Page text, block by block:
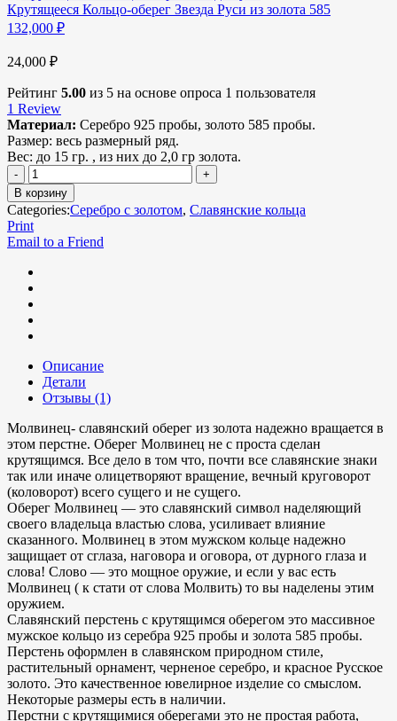
Крутящееся Кольцо-оберег Звезда Руси из золота 585
132,000 ₽
24,000 ₽
Рейтинг 5.00 из 5 на основе опроса 1 пользователя
1 Review
Материал: Серебро 925 пробы, золото 585 пробы.
Размер: весь размерный ряд.
Вес: до 15 гр. , из них до 2,0 гр золота.
В корзину
Categories:Серебро с золотом, Славянские кольца
Print
Email to a Friend
Описание
Детали
Отзывы (1)
Молвинец- славянский оберег из золота надежно вращается в
этом перстне. Оберег Молвинец не с проста сделан
крутящимся. Все дело в том что, почти все славянские знаки
так или иначе олицетворяют вращение, вечный круговорот
(коловорот) всего сущего и не сущего.
Оберег Молвинец — это славянский символ наделяющий
своего владельца властью слова, усиливает влияние
сказанного. Молвинец в этом мужском кольце надежно
защищает от сглаза, наговора и оговора, от дурного глаза и
слова! Слово — это мощное оружие, и если у вас есть
Молвинец ( к стати от слова Молвить) то вы наделены этим
оружием.
Славянский перстень с крутящимся оберегом это массивное
мужское кольцо из серебра 925 пробы и золота 585 пробы.
Перстень оформлен в славянском природном стиле,
растительный орнамент, черненое серебро, и красное Русское
золото. Это качественное ювелирное изделие со смыслом.
Некоторые размеры есть в наличии.
Перстни с крутящимися оберегами это не простая работа,